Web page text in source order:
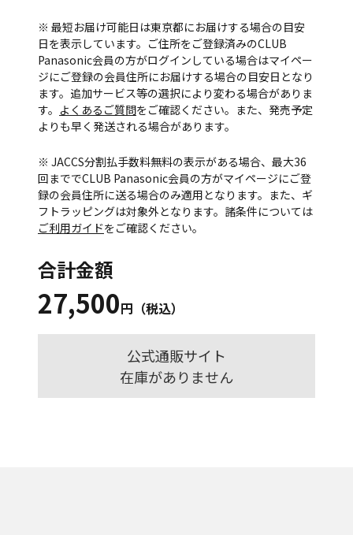
※ 最短お届け可能日は東京都にお届けする場合の目安
日を表示しています。ご住所をご登録済みのCLUB
Panasonic会員の方がログインしている場合はマイペー
ジにご登録の会員住所にお届けする場合の目安日となり
ます。追加サービス等の選択により変わる場合がありま
す。 よくあるご質問をご確認ください。また、発売予定
よりも早く発送される場合があります。
※ JACCS分割払手数料無料の表示がある場合、最大36
回まででCLUB Panasonic会員の方がマイページにご登
録の会員住所に送る場合のみ適用となります。また、ギ
フトラッピングは対象外となります。諸条件については
ご利用ガイドをご確認ください。
合計金額
27,500円（税込）
公式通販サイト
在庫がありません